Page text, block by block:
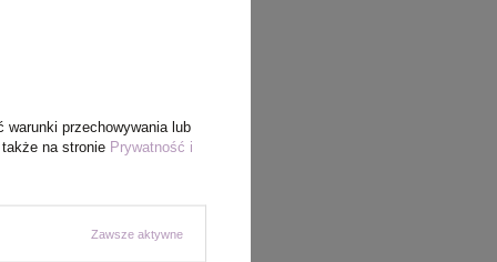
warunki przechowywania lub
na stronie Prywatność i
Zawsze aktywne